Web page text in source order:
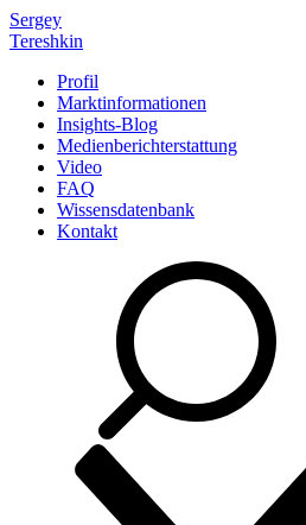
Sergey
Tereshkin
Profil
Marktinformationen
Insights-Blog
Medienberichterstattung
Video
FAQ
Wissensdatenbank
Kontakt